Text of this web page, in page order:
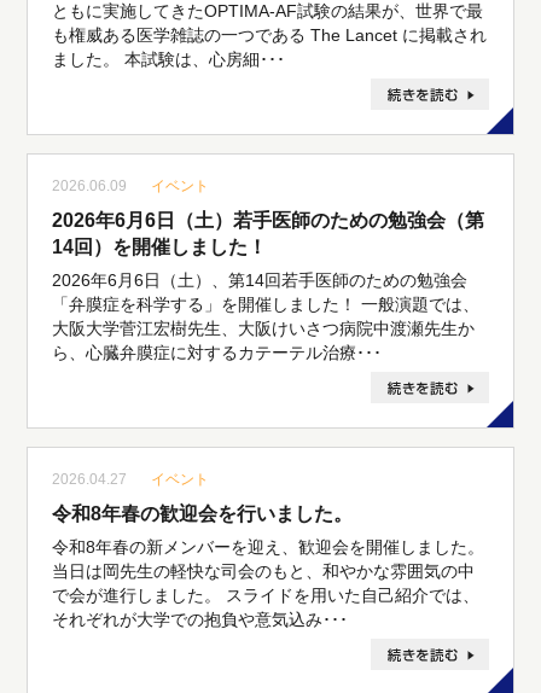
ともに実施してきたOPTIMA-AF試験の結果が、世界で最
も権威ある医学雑誌の一つである The Lancet に掲載され
ました。 本試験は、心房細･･･
2026.06.09 イベント
2026年6月6日（土）若手医師のための勉強会（第
14回）を開催しました！
2026年6月6日（土）、第14回若手医師のための勉強会
「弁膜症を科学する」を開催しました！ 一般演題では、
大阪大学菅江宏樹先生、大阪けいさつ病院中渡瀬先生か
ら、心臓弁膜症に対するカテーテル治療･･･
2026.04.27 イベント
令和8年春の歓迎会を行いました。
令和8年春の新メンバーを迎え、歓迎会を開催しました。
当日は岡先生の軽快な司会のもと、和やかな雰囲気の中
で会が進行しました。 スライドを用いた自己紹介では、
それぞれが大学での抱負や意気込み･･･